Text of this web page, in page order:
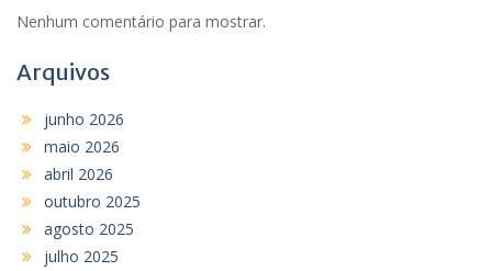
Nenhum comentário para mostrar.
Arquivos
junho 2026
maio 2026
abril 2026
outubro 2025
agosto 2025
julho 2025